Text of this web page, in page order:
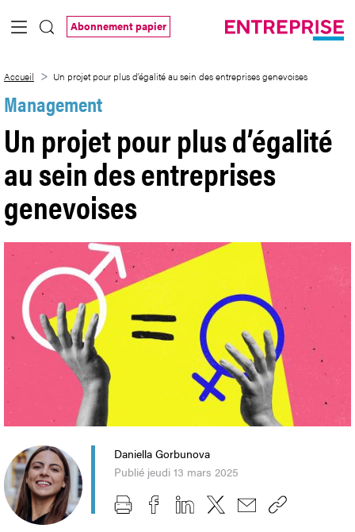
Saut au contenu principal
Abonnement papier
Accueil Un projet pour plus d’égalité au sein des entreprises genevoises
Management
Un projet pour plus d’égalité
au sein des entreprises
genevoises
Daniella Gorbunova
Publié jeudi 13 mars 2025